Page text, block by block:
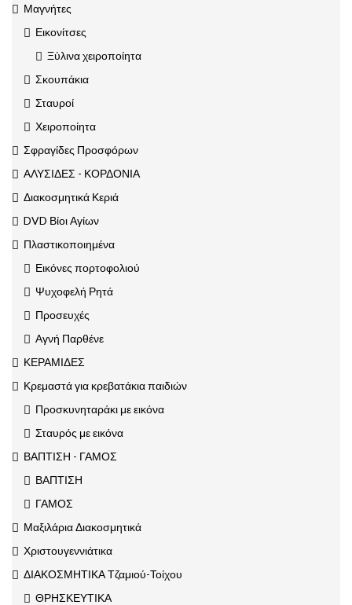
Μαγνήτες
Εικονίτσες
Ξύλινα χειροποίητα
Σκουπάκια
Σταυροί
Χειροποίητα
Σφραγίδες Προσφόρων
ΑΛΥΣΙΔΕΣ - ΚΟΡΔΟΝΙΑ
Διακοσμητικά Κεριά
DVD Βίοι Αγίων
Πλαστικοποιημένα
Εικόνες πορτοφολιού
Ψυχοφελή Ρητά
Προσευχές
Αγνή Παρθένε
ΚΕΡΑΜΙΔΕΣ
Κρεμαστά για κρεβατάκια παιδιών
Προσκυνηταράκι με εικόνα
Σταυρός με εικόνα
ΒΑΠΤΙΣΗ - ΓΑΜΟΣ
ΒΑΠΤΙΣΗ
ΓΑΜΟΣ
Μαξιλάρια Διακοσμητικά
Χριστουγεννιάτικα
ΔΙΑΚΟΣΜΗΤΙΚΑ Τζαμιού-Τοίχου
ΘΡΗΣΚΕΥΤΙΚΑ